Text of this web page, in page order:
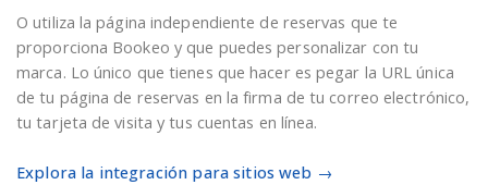
O utiliza la página independiente de reservas que te
proporciona Bookeo y que puedes personalizar con tu
marca. Lo único que tienes que hacer es pegar la URL única
de tu página de reservas en la firma de tu correo electrónico,
tu tarjeta de visita y tus cuentas en línea.
Explora la integración para sitios web →